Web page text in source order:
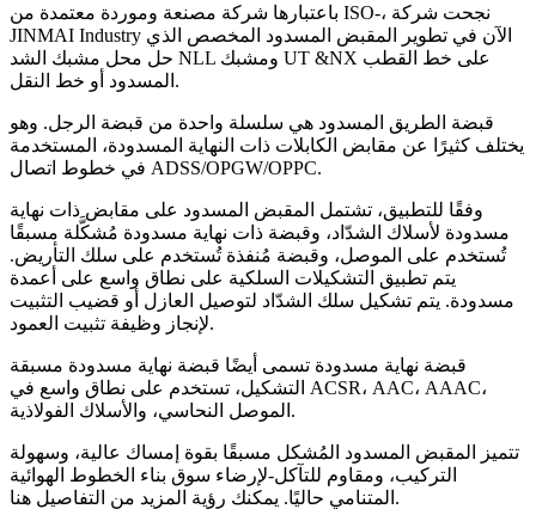
باعتبارها شركة مصنعة وموردة معتمدة من ISO-، نجحت شركة
JINMAI Industry الآن في تطوير المقبض المسدود المخصص الذي
حل محل مشبك الشد NLL ومشبك UT &NX على خط القطب
المسدود أو خط النقل.
قبضة الطريق المسدود هي سلسلة واحدة من قبضة الرجل. وهو
يختلف كثيرًا عن مقابض الكابلات ذات النهاية المسدودة، المستخدمة
في خطوط اتصال ADSS/OPGW/OPPC.
وفقًا للتطبيق، تشتمل المقبض المسدود على مقابض ذات نهاية
مسدودة لأسلاك الشدّاد، وقبضة ذات نهاية مسدودة مُشكَّلة مسبقًا
تُستخدم على الموصل، وقبضة مُنفذة تُستخدم على سلك التأريض.
يتم تطبيق التشكيلات السلكية على نطاق واسع على أعمدة
مسدودة. يتم تشكيل سلك الشدّاد لتوصيل العازل أو قضيب التثبيت
لإنجاز وظيفة تثبيت العمود.
قبضة نهاية مسدودة تسمى أيضًا قبضة نهاية مسدودة مسبقة
التشكيل، تستخدم على نطاق واسع في ACSR، AAC، AAAC،
الموصل النحاسي، والأسلاك الفولاذية.
تتميز المقبض المسدود المُشكل مسبقًا بقوة إمساك عالية، وسهولة
التركيب، ومقاوم للتآكل-لإرضاء سوق بناء الخطوط الهوائية
المتنامي حاليًا. يمكنك رؤية المزيد من التفاصيل هنا.